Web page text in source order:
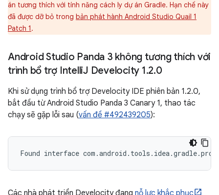
án tương thích với tính năng cách ly dự án Gradle. Hạn chế này
đã được dỡ bỏ trong bản phát hành Android Studio Quail 1
Patch 1.
Android Studio Panda 3 không tương thích với
trình bổ trợ IntelliJ Develocity 1.2.0
Khi sử dụng trình bổ trợ Develocity IDE phiên bản 1.2.0,
bắt đầu từ Android Studio Panda 3 Canary 1, thao tác
chạy sẽ gặp lỗi sau (vấn đề #492439205):
Các nhà phát triển Develocity đang nỗ lực khắc phục